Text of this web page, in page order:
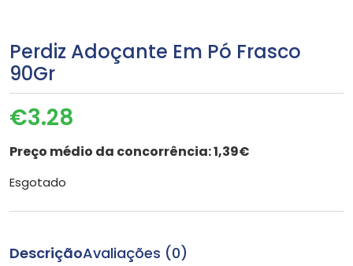
Perdiz Adoçante Em Pó Frasco
90Gr
€3.28
Preço médio da concorrência:1,39€
Esgotado
DescriçãoAvaliações (0)